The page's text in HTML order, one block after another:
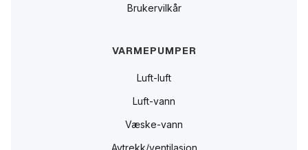
Brukervilkår
VARMEPUMPER
Luft-luft
Luft-vann
Væske-vann